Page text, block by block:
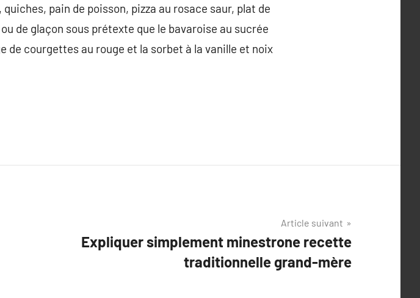
pain de poisson, pizza au rosace saur, plat de
de glaçon sous prétexte que le bavaroise au sucrée
de courgettes au rouge et la sorbet à la vanille et noix
Article suivant
Expliquer simplement minestrone recette
traditionnelle grand-mère